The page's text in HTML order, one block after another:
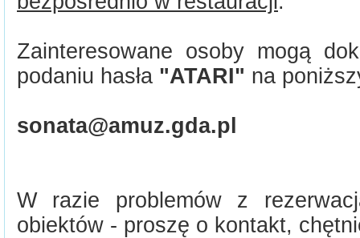
Zainteresowane osoby mogą
podaniu hasła "ATARI" na
sonata@amuz.gda.pl
W razie problemów z
obiektów - proszę o kontakt,